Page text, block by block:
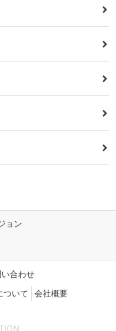
ョン
合わせ
ついて 会社概要